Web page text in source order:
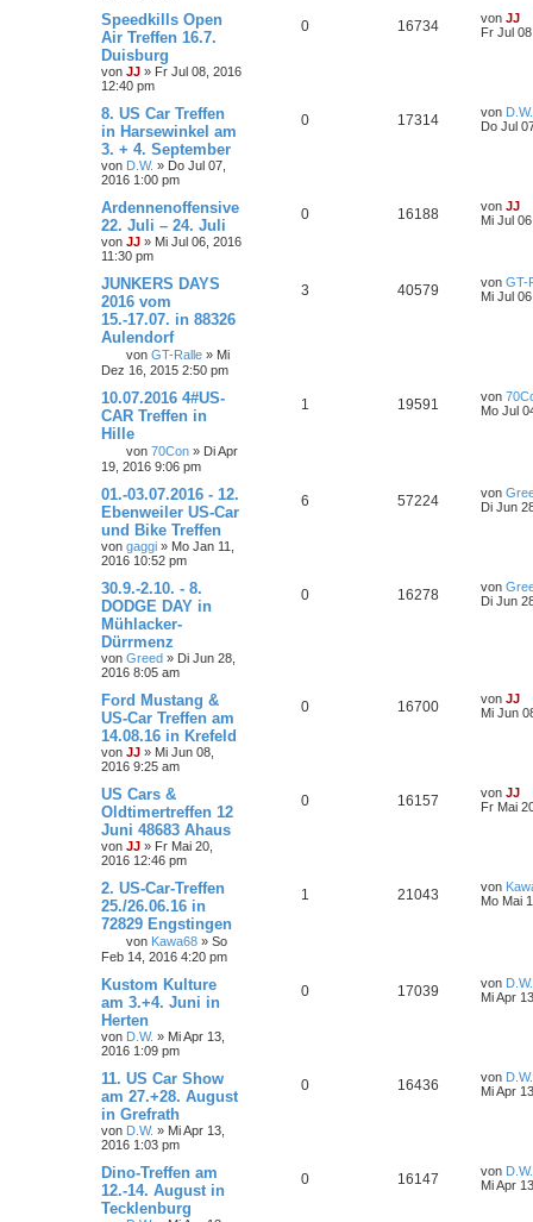
Speedkills Open
Air Treffen 16.7.
Duisburg
von JJ » Fr Jul 08, 2016
12:40 pm
0 16734 von JJ
Fr Jul
8. US Car Treffen
in Harsewinkel am
3. + 4. September
von D.W. » Do Jul 07,
2016 1:00 pm
0 17314 von D.W.
Do Jul
Ardennenoffensive
22. Juli – 24. Juli
von JJ » Mi Jul 06, 2016
11:30 pm
0 16188 von JJ
Mi Jul
JUNKERS DAYS
2016 vom
15.-17.07. in 88326
Aulendorf
von GT-Ralle » Mi
Dez 16, 2015 2:50 pm
3 40579 von GT-
Mi Jul
10.07.2016 4#US-
CAR Treffen in
Hille
von 70Con » Di Apr
19, 2016 9:06 pm
1 19591 von
Mo Jul
01.-03.07.2016 - 12.
Ebenweiler US-Car
und Bike Treffen
von gaggi » Mo Jan 11,
2016 10:52 pm
6 57224 von
Di Jun
30.9.-2.10. - 8.
DODGE DAY in
Mühlacker-
Dürrmenz
von Greed » Di Jun 28,
2016 8:05 am
0 16278 von
Di Jun
Ford Mustang &
US-Car Treffen am
14.08.16 in Krefeld
von JJ » Mi Jun 08,
2016 9:25 am
0 16700 von JJ
Mi Jun
US Cars &
Oldtimertreffen 12
Juni 48683 Ahaus
von JJ » Fr Mai 20,
2016 12:46 pm
0 16157 von JJ
Fr Mai
2. US-Car-Treffen
25./26.06.16 in
72829 Engstingen
von Kawa68 » So
Feb 14, 2016 4:20 pm
1 21043 von
Mo Mai
Kustom Kulture
am 3.+4. Juni in
Herten
von D.W. » Mi Apr 13,
2016 1:09 pm
0 17039 von D.W.
Mi Apr
11. US Car Show
am 27.+28. August
in Grefrath
von D.W. » Mi Apr 13,
2016 1:03 pm
0 16436 von D.W.
Mi Apr
Dino-Treffen am
12.-14. August in
Tecklenburg
0 16147 von D.W.
Mi Apr